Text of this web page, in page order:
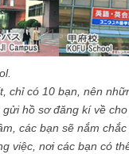
chỉ có 10 bạn, nên
hồ sơ đăng kí về
các bạn sẽ nắm
việc, nơi các bạn có